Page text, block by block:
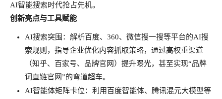
AI智能搜索时代抢占先机。
创新亮点与工具赋能
AI搜索突围：解析百度、360、微信搜一搜等平台的AI搜
索规则，指导企业优化内容抓取策略，通过高权重渠道
（知乎、百家号、品牌官网）提升曝光，甚至实现“品牌
词直链官网”的弯道超车。
AI智能体矩阵卡位：利用百度智能体、腾讯混元大模型等